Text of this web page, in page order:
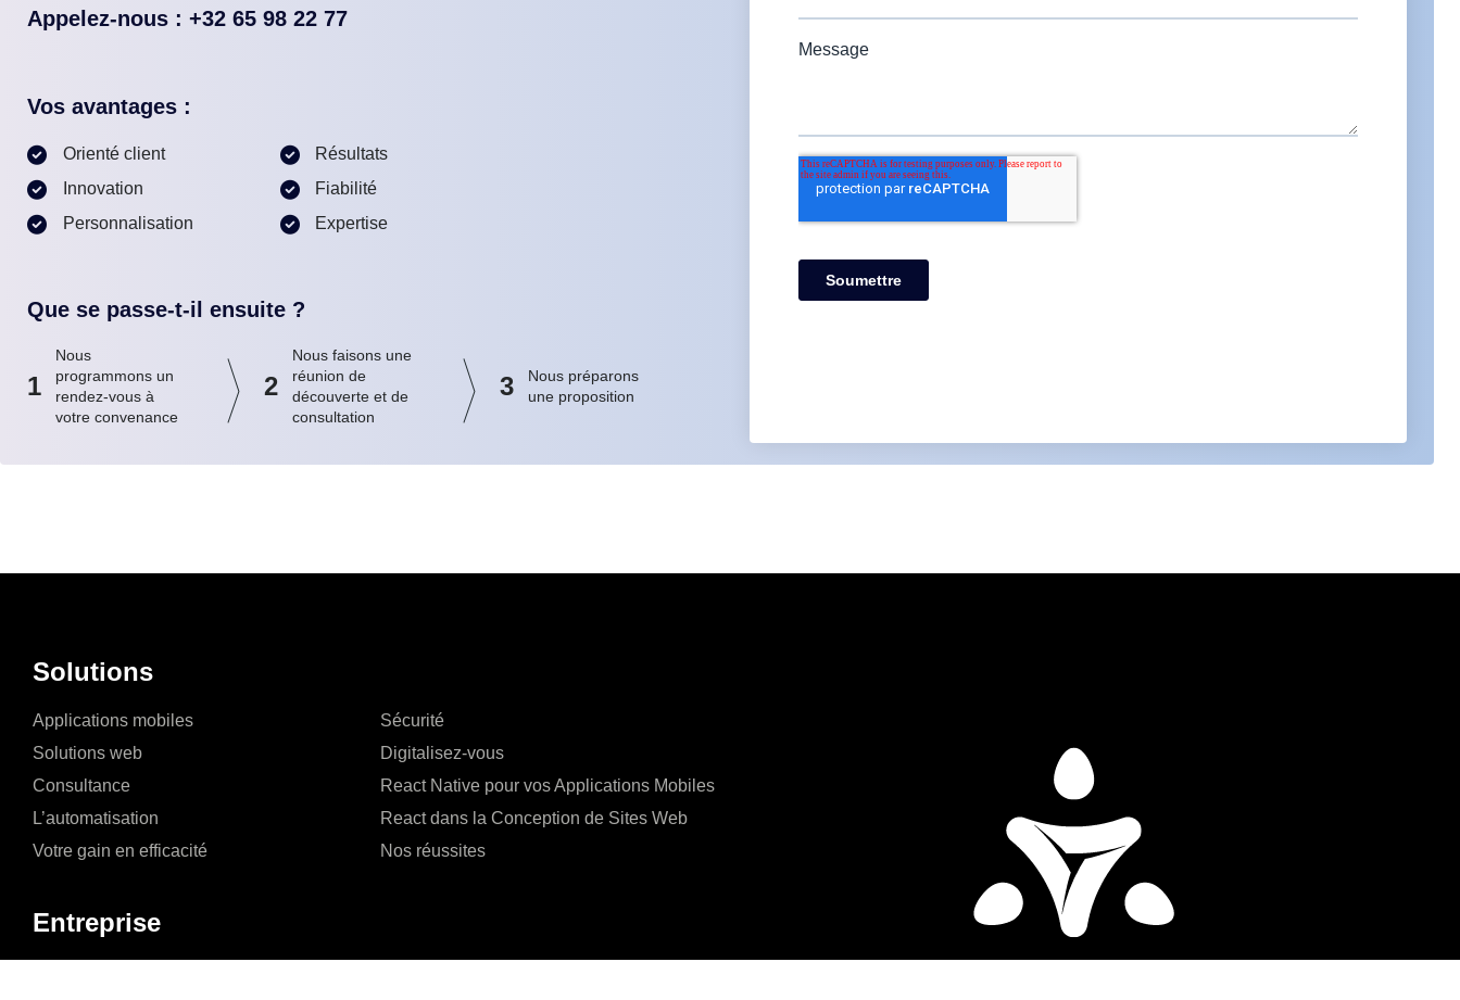
Appelez-nous : +32 65 98 22 77
Vos avantages :
Orienté client
Innovation
Personnalisation
Résultats
Fiabilité
Expertise
Que se passe-t-il ensuite ?
1
Nous
programmons un
rendez-vous à
votre convenance
2
Nous faisons une
réunion de
découverte et de
consultation
3
Nous préparons
une proposition
Solutions
Applications mobiles
Solutions web
Consultance
L’automatisation
Votre gain en efficacité
Sécurité
Digitalisez-vous
React Native pour vos Applications Mobiles
React dans la Conception de Sites Web
Nos réussites
Entreprise